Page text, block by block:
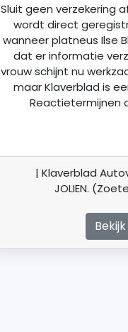
Sluit geen verzekering
wordt direct
wanneer platneus Ilse
dat er informatie
vrouw schijnt nu
maar Klaverblad is
Reactietermijnen
| Klaverblad
JOLIEN.
Bekijk